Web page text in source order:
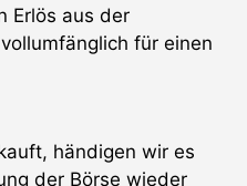
Erlös aus der
für einen
händigen wir es
der Börse wieder